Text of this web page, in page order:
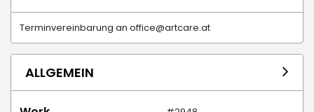
Terminvereinbarung an office@artcare.at
ALLGEMEIN